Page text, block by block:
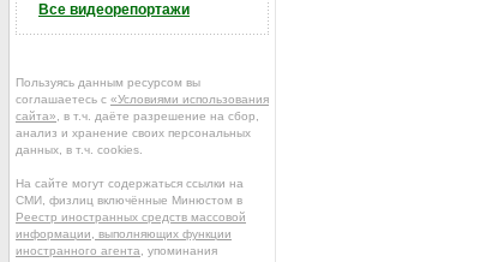
Все видеорепортажи
Пользуясь данным ресурсом вы
соглашаетесь с «Условиями использования
сайта» , в т.ч. даёте разрешение на сбор,
анализ и хранение своих персональных
данных, в т.ч. cookies.
На сайте могут содержаться ссылки на
СМИ, физлиц включённые Минюстом в
Реестр иностранных средств массовой
информации, выполняющих функции
иностранного агента , упоминания